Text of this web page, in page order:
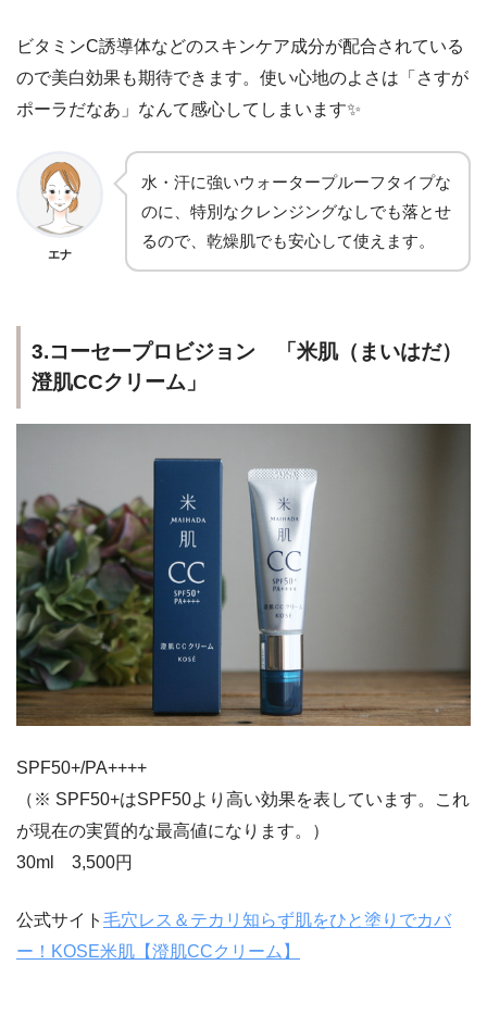
ビタミンC誘導体などのスキンケア成分が配合されている
ので美白効果も期待できます。使い心地のよさは「さすが
ポーラだなあ」なんて感心してしまいます✨
エナ
水・汗に強いウォータープルーフタイプな
のに、 特別なクレンジングなしでも落とせ
るので、乾燥肌でも安心して使えます。
3.コーセープロビジョン 「米肌（まいはだ）
澄肌CCクリーム」
SPF50+/PA++++
（※ SPF50+はSPF50より高い効果を表しています。これ
が現在の実質的な最高値になります。）
30ml 3,500円
公式サイト 毛穴レス＆テカリ知らず肌をひと塗りでカバ
ー！KOSE米肌【澄肌CCクリーム】